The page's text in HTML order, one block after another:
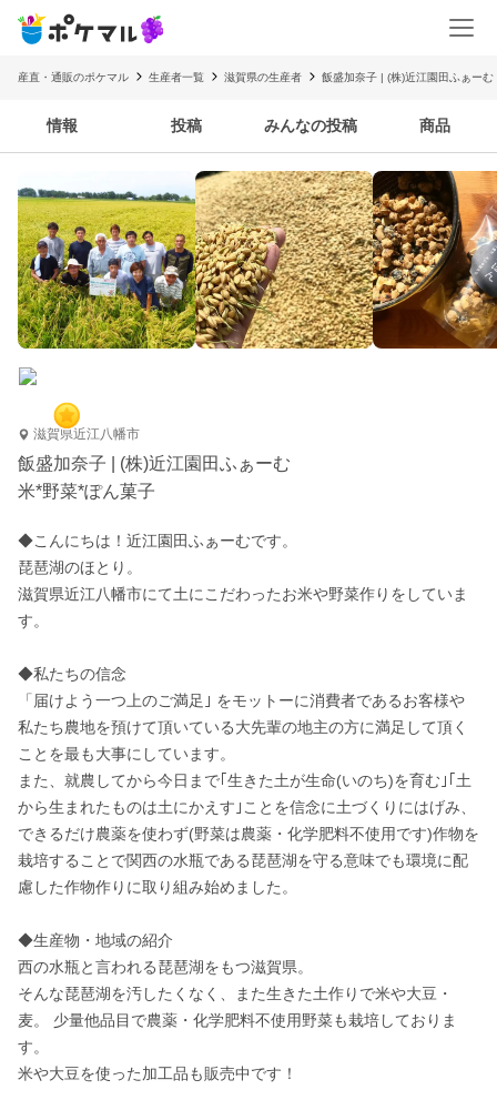
産直・通販のポケマル 生産者一覧 滋賀県の生産者 飯盛加奈子 | (株)近江園田ふぁーむ
情報 投稿 みんなの投稿 商品
滋賀県近江八幡市
飯盛加奈子 | (株)近江園田ふぁーむ
米*野菜*ぽん菓子
◆こんにちは！近江園田ふぁーむです。
琵琶湖のほとり。
滋賀県近江八幡市にて土にこだわったお米や野菜作りをしていま
す。
◆私たちの信念
「届けよう一つ上のご満足｣ をモットーに消費者であるお客様や
私たち農地を預けて頂いている大先輩の地主の方に満足して頂く
ことを最も大事にしています。
また、就農してから今日まで｢生きた土が生命(いのち)を育む｣｢土
から生まれたものは土にかえす｣ことを信念に土づくりにはげみ、
できるだけ農薬を使わず(野菜は農薬・化学肥料不使用です)作物を
栽培することで関西の水瓶である琵琶湖を守る意味でも環境に配
慮した作物作りに取り組み始めました。
◆生産物・地域の紹介
西の水瓶と言われる琵琶湖をもつ滋賀県。
そんな琵琶湖を汚したくなく、また生きた土作りで米や大豆・
麦。 少量他品目で農薬・化学肥料不使用野菜も栽培しておりま
す。
米や大豆を使った加工品も販売中です！